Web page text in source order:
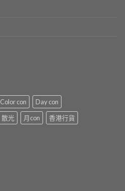
Color con
Day con
散光 月con 香港行貨